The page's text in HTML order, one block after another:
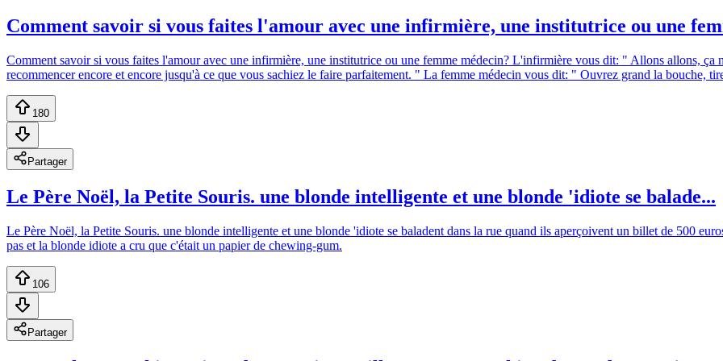
Comment savoir si vous faites l'amour avec une infirmière, une institutrice ou une
Comment savoir si vous faites l'amour avec une infirmière, une institutrice ou une femme médecin? L'infirmière vous dit: " Allons allons,
recommencer encore et encore jusqu'à ce que vous sachiez le faire parfaitement. " La femme médecin vous dit: " Ouvrez grand la bouche,
180
Partager
Le Père Noël, la Petite Souris. une blonde intelligente et une blonde 'idiote se balade...
Le Père Noël, la Petite Souris. une blonde intelligente et une blonde 'idiote se baladent dans la rue quand ils aperçoivent un billet de 500
pas et la blonde idiote a cru que c'était un papier de chewing-gum.
106
Partager